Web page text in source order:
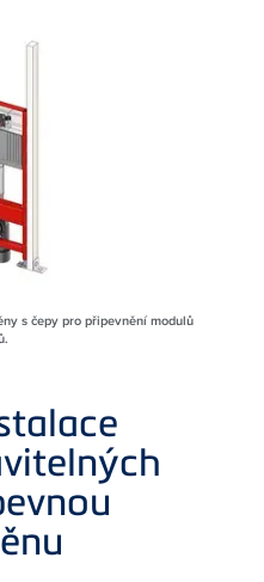
s čepy pro připevnění modulů